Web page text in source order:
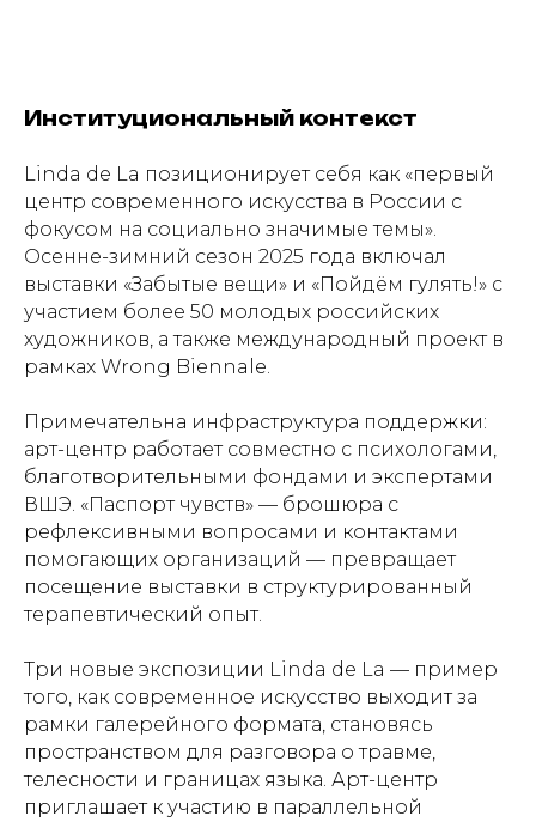
Институциональный контекст
Linda de La позиционирует себя как «первый
центр современного искусства в России с
фокусом на социально значимые темы».
Осенне-зимний сезон 2025 года включал
выставки «Забытые вещи» и «Пойдём гулять!» с
участием более 50 молодых российских
художников, а также международный проект в
рамках Wrong Biennale.
Примечательна инфраструктура поддержки:
арт-центр работает совместно с психологами,
благотворительными фондами и экспертами
ВШЭ. «Паспорт чувств» — брошюра с
рефлексивными вопросами и контактами
помогающих организаций — превращает
посещение выставки в структурированный
терапевтический опыт.
Три новые экспозиции Linda de La — пример
того, как современное искусство выходит за
рамки галерейного формата, становясь
пространством для разговора о травме,
телесности и границах языка. Арт-центр
приглашает к участию в параллельной